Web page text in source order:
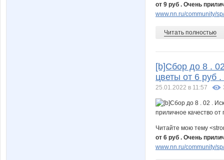
от 9 руб . Очень
www.nn.ru/community/
Читать полностью
[b]Сбор до 8 .
цветы от 6 руб
25.01.2022 в 11:57
Читайте мою тему
от 6 руб . Очень
www.nn.ru/community/